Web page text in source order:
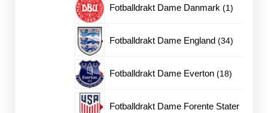
Fotballdrakt Dame Danmark 11
Fotballdrakt Dame England 3434
Fotballdrakt Dame Everton 1818
Fotballdrakt Dame Forente Stater